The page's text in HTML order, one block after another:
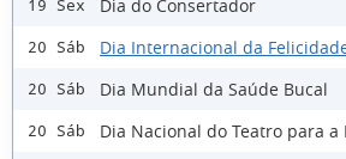
19 Sex Dia do Consertador
20 Sáb Dia Internacional da
20 Sáb Dia Mundial da Saúde Bucal
20 Sáb Dia Nacional do Teatro para